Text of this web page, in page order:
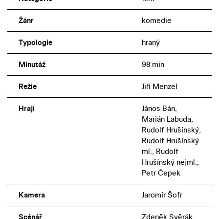
Jeho součástí je také popudlivý Turek (Petr Čepek),
žárlící na svou manželku Janu (Libuše Šafránková), nebo
věčně zasněný doktor Skružný (Rudolf Hrušínský), který
se při řízení rád kochá krásami české krajiny.
Žánr komedie
Typologie hraný
Minutáž 98 min
Režie Jiří Menzel
Hrají
János Bán,
Marián Labuda,
Rudolf Hrušínský,
Rudolf Hrušínský
ml., Rudolf
Hrušínský nejml.,
Petr Čepek
Kamera Jaromír Šofr